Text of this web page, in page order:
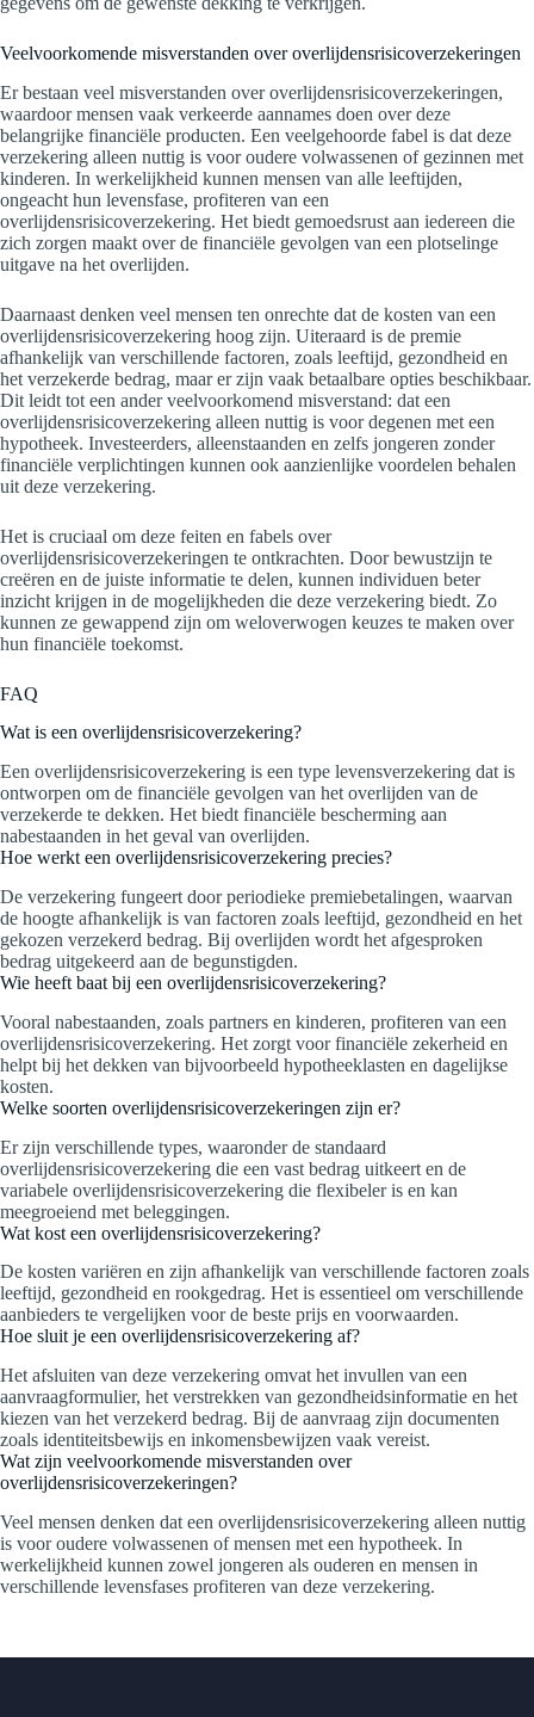
Veelvoorkomende misverstanden over overlijdensrisicoverzekeringen
Er bestaan veel misverstanden over overlijdensrisicoverzekeringen,
waardoor mensen vaak verkeerde aannames doen over deze
belangrijke financiële producten. Een veelgehoorde fabel is dat deze
verzekering alleen nuttig is voor oudere volwassenen of gezinnen met
kinderen. In werkelijkheid kunnen mensen van alle leeftijden,
ongeacht hun levensfase, profiteren van een
overlijdensrisicoverzekering. Het biedt gemoedsrust aan iedereen die
zich zorgen maakt over de financiële gevolgen van een plotselinge
uitgave na het overlijden.
Daarnaast denken veel mensen ten onrechte dat de kosten van een
overlijdensrisicoverzekering hoog zijn. Uiteraard is de premie
afhankelijk van verschillende factoren, zoals leeftijd, gezondheid en
het verzekerde bedrag, maar er zijn vaak betaalbare opties beschikbaar.
Dit leidt tot een ander veelvoorkomend misverstand: dat een
overlijdensrisicoverzekering alleen nuttig is voor degenen met een
hypotheek. Investeerders, alleenstaanden en zelfs jongeren zonder
financiële verplichtingen kunnen ook aanzienlijke voordelen behalen
uit deze verzekering.
Het is cruciaal om deze feiten en fabels over
overlijdensrisicoverzekeringen te ontkrachten. Door bewustzijn te
creëren en de juiste informatie te delen, kunnen individuen beter
inzicht krijgen in de mogelijkheden die deze verzekering biedt. Zo
kunnen ze gewappend zijn om weloverwogen keuzes te maken over
hun financiële toekomst.
FAQ
Wat is een overlijdensrisicoverzekering?
Een overlijdensrisicoverzekering is een type levensverzekering dat is
ontworpen om de financiële gevolgen van het overlijden van de
verzekerde te dekken. Het biedt financiële bescherming aan
nabestaanden in het geval van overlijden.
Hoe werkt een overlijdensrisicoverzekering precies?
De verzekering fungeert door periodieke premiebetalingen, waarvan
de hoogte afhankelijk is van factoren zoals leeftijd, gezondheid en het
gekozen verzekerd bedrag. Bij overlijden wordt het afgesproken
bedrag uitgekeerd aan de begunstigden.
Wie heeft baat bij een overlijdensrisicoverzekering?
Vooral nabestaanden, zoals partners en kinderen, profiteren van een
overlijdensrisicoverzekering. Het zorgt voor financiële zekerheid en
helpt bij het dekken van bijvoorbeeld hypotheeklasten en dagelijkse
kosten.
Welke soorten overlijdensrisicoverzekeringen zijn er?
Er zijn verschillende types, waaronder de standaard
overlijdensrisicoverzekering die een vast bedrag uitkeert en de
variabele overlijdensrisicoverzekering die flexibeler is en kan
meegroeiend met beleggingen.
Wat kost een overlijdensrisicoverzekering?
De kosten variëren en zijn afhankelijk van verschillende factoren zoals
leeftijd, gezondheid en rookgedrag. Het is essentieel om verschillende
aanbieders te vergelijken voor de beste prijs en voorwaarden.
Hoe sluit je een overlijdensrisicoverzekering af?
Het afsluiten van deze verzekering omvat het invullen van een
aanvraagformulier, het verstrekken van gezondheidsinformatie en het
kiezen van het verzekerd bedrag. Bij de aanvraag zijn documenten
zoals identiteitsbewijs en inkomensbewijzen vaak vereist.
Wat zijn veelvoorkomende misverstanden over
overlijdensrisicoverzekeringen?
Veel mensen denken dat een overlijdensrisicoverzekering alleen nuttig
is voor oudere volwassenen of mensen met een hypotheek. In
werkelijkheid kunnen zowel jongeren als ouderen en mensen in
verschillende levensfases profiteren van deze verzekering.